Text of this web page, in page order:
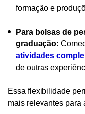
formação e
Para bolsas de
graduação:
atividades
de outras
Essa flexibilidade
mais relevantes para